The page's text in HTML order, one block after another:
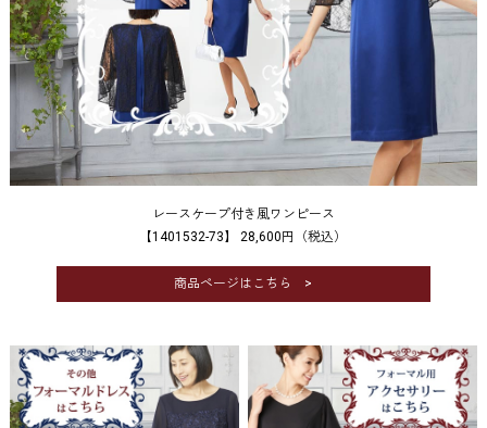
レースケープ付き風ワンピース
【1401532-73】 28,600円（税込）
商品ページはこちら >